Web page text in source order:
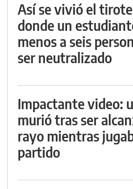
Así se vivió el
donde un
menos a seis
ser neutralizado
Impactante video:
murió tras ser
rayo mientras
partido